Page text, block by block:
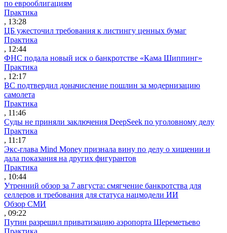
по еврооблигациям
Практика
, 13:28
ЦБ ужесточил требования к листингу ценных бумаг
Практика
, 12:44
ФНС подала новый иск о банкротстве «Кама Шиппинг»
Практика
, 12:17
ВС подтвердил доначисление пошлин за модернизацию
самолета
Практика
, 11:46
Суды не приняли заключения DeepSeek по уголовному делу
Практика
, 11:17
Экс-глава Mind Money признала вину по делу о хищении и
дала показания на других фигурантов
Практика
, 10:44
Утренний обзор за 7 августа: смягчение банкротства для
селлеров и требования для статуса нацмодели ИИ
Обзор СМИ
, 09:22
Путин разрешил приватизацию аэропорта Шереметьево
Практика